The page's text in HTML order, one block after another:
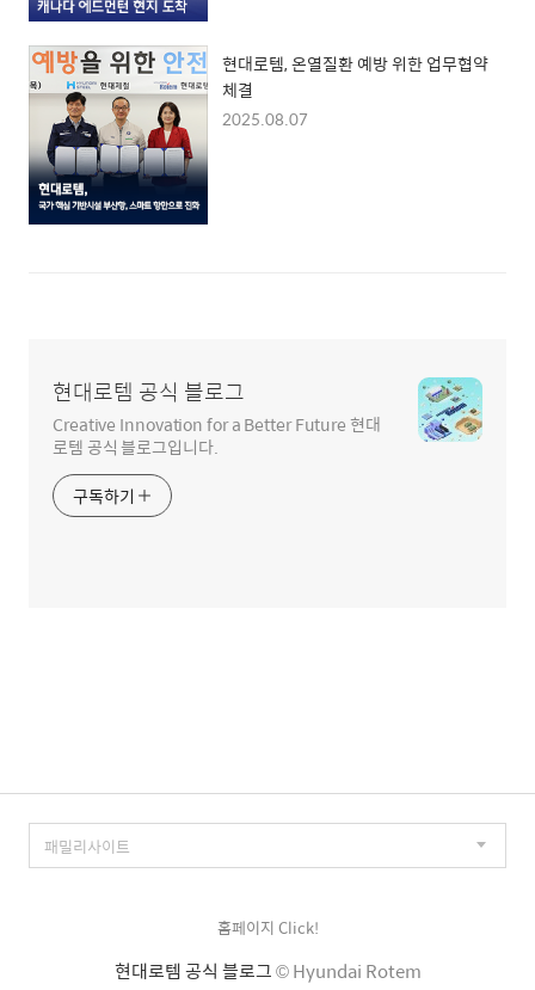
현대로템, 온열질환 예방 위한 업무협약
체결
2025.08.07
현대로템 공식 블로그
Creative Innovation for a Better Future 현대
로템 공식 블로그입니다.
구독하기
홈페이지 Click!
현대로템 공식 블로그© Hyundai Rotem